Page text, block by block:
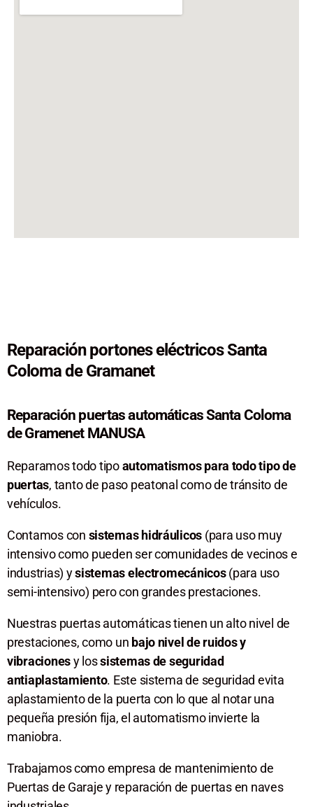
Reparación portones eléctricos Santa
Coloma de Gramanet
Reparación puertas automáticas Santa Coloma
de Gramenet MANUSA
Reparamos todo tipoautomatismos para todo tipo de
puertas, tanto de paso peatonal como de tránsito de
vehículos.
Contamos con sistemas hidráulicos (para uso muy
intensivo como pueden ser comunidades de vecinos e
industrias) ysistemas electromecánicos(para uso
semi-intensivo) pero con grandes prestaciones.
Nuestras puertas automáticas tienen un alto nivel de
prestaciones, como un bajo nivel de ruidos y
vibracionesy lossistemas de seguridad
antiaplastamiento. Este sistema de seguridad evita
aplastamiento de la puerta con lo que al notar una
pequeña presión fija, el automatismo invierte la
maniobra.
Trabajamos como empresa de mantenimiento de
Puertas de Garaje y reparación de puertas en naves